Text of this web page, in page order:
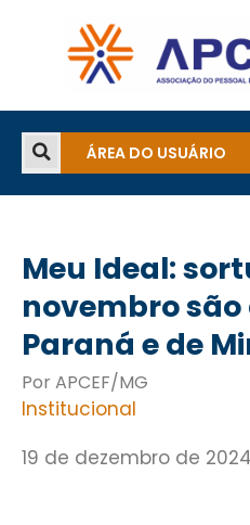
ÁREA DO USUÁRIO
Meu Ideal:
novembro
Paraná e de
Por APCEF/MG
Institucional
19 de dezembro de 2024